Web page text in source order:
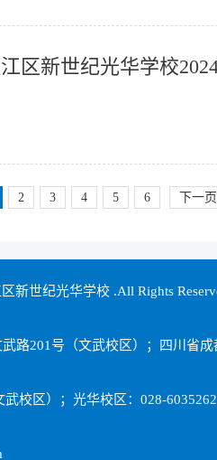
2 3 4 5 6 下一页
新世纪光华学校 .All Rights
路201号（文武校区）；四川省
校区）；光华校区：028-